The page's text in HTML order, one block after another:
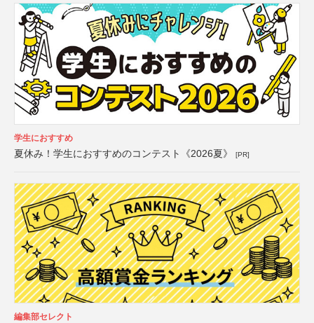
学生におすすめ
夏休み！学生におすすめのコンテスト《2026夏》 [PR]
編集部セレクト